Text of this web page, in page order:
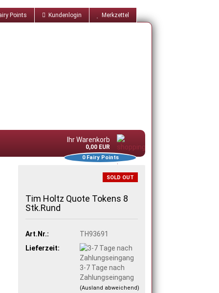
Points Kundenlogin Merkzettel
Ihr Warenkorb
0,00 EUR
0Fairy Points
SOLD OUT
Tim Holtz Quote Tokens 8
Stk.Rund
Art.Nr.:
TH93691
Lieferzeit:
3-7 Tage nach
Zahlungseingang
(Ausland abweichend)